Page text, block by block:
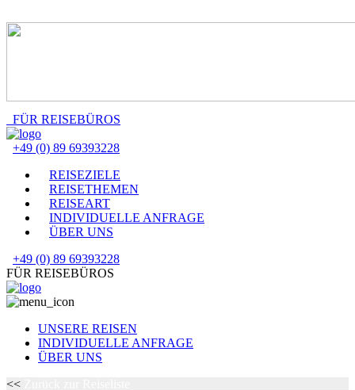
FÜR REISEBÜROS
+49 (0) 89 69393228
REISEZIELE
REISETHEMEN
REISEART
INDIVIDUELLE ANFRAGE
ÜBER UNS
+49 (0) 89 69393228
FÜR REISEBÜROS
UNSERE REISEN
INDIVIDUELLE ANFRAGE
ÜBER UNS
<<